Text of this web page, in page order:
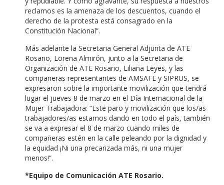
reclamos es la amenaza de los descuentos, cuando el
derecho de la protesta está consagrado en la
Constitución Nacional”.
Más adelante la Secretaria General Adjunta de ATE
Rosario, Lorena Almirón, junto a la Secretaria de
Organización de ATE Rosario, Liliana Leyes, y las
compañeras representantes de AMSAFE y SIPRUS, se
expresaron sobre la importante movilización que tendrá
lugar el jueves 8 de marzo en el Día Internacional de la
Mujer Trabajadora: “Este paro y movilización que los/as
trabajadores/as estamos dando en todo el país, también
se va a expresar el 8 de marzo cuando miles de
compañeras estén en la calle peleando por la dignidad y
la equidad ¡Ni una precarizada más, ni una mujer
menos!”.
*Equipo de Comunicación ATE Rosario.